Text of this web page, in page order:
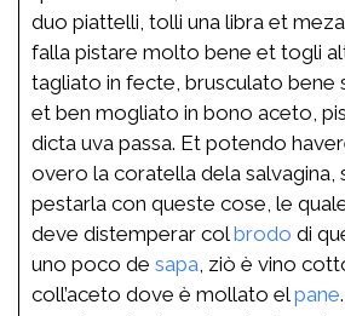
duo piattelli, tolli una libra et
falla pistare molto bene et togli
tagliato in fecte, brusculato bene
et ben mogliato in bono aceto,
dicta uva passa. Et potendo
overo la coratella dela salvagina,
pestarla con queste cose, le
deve distemperar colbrodo di
uno poco de sapa , ziò è vino
coll’aceto dove è mollato elpane